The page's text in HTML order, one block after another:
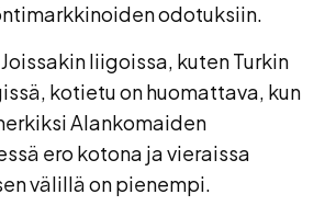
odotuksiin.
Joissakin liigoissa, kuten Turkin
kotietu on huomattava, kun
Alankomaiden
ero kotona ja vieraissa
välillä on pienempi.